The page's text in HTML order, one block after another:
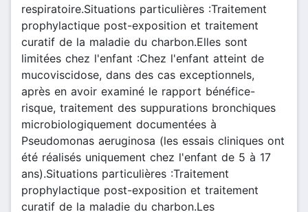
respiratoire.Situations particulières :Traitement
prophylactique post-exposition et traitement
curatif de la maladie du charbon.Elles sont
limitées chez l'enfant :Chez l'enfant atteint de
mucoviscidose, dans des cas exceptionnels,
après en avoir examiné le rapport bénéfice-
risque, traitement des suppurations bronchiques
microbiologiquement documentées à
Pseudomonas aeruginosa (les essais cliniques ont
été réalisés uniquement chez l'enfant de 5 à 17
ans).Situations particulières :Traitement
prophylactique post-exposition et traitement
curatif de la maladie du charbon.Les